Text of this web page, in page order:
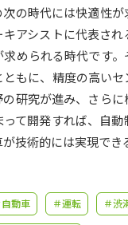
問発見
発見
講義」 学問分野解
の時代には快適性が
アシストに代表さ
められる時代です
もに、精度の高い
研究が進み、さら
て開発すれば、自
技術的には実現でき
自動車 ＃運転 ＃渋